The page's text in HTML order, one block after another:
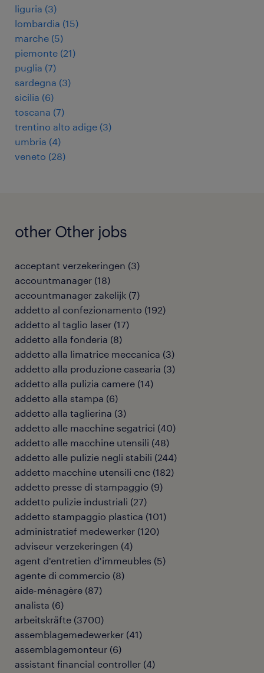
liguria (3)
lombardia (15)
marche (5)
piemonte (21)
puglia (7)
sardegna (3)
sicilia (6)
toscana (7)
trentino alto adige (3)
umbria (4)
veneto (28)
other Other jobs
acceptant verzekeringen (3)
accountmanager (18)
accountmanager zakelijk (7)
addetto al confezionamento (192)
addetto al taglio laser (17)
addetto alla fonderia (8)
addetto alla limatrice meccanica (3)
addetto alla produzione casearia (3)
addetto alla pulizia camere (14)
addetto alla stampa (6)
addetto alla taglierina (3)
addetto alle macchine segatrici (40)
addetto alle macchine utensili (48)
addetto alle pulizie negli stabili (244)
addetto macchine utensili cnc (182)
addetto presse di stampaggio (9)
addetto pulizie industriali (27)
addetto stampaggio plastica (101)
administratief medewerker (120)
adviseur verzekeringen (4)
agent d'entretien d'immeubles (5)
agente di commercio (8)
aide-ménagère (87)
analista (6)
arbeitskräfte (3700)
assemblagemedewerker (41)
assemblagemonteur (6)
assistant financial controller (4)